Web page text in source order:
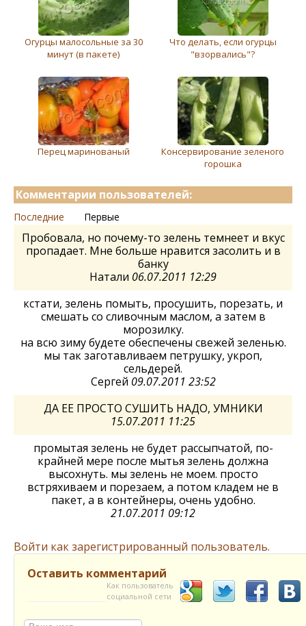
Огурцы малосольные за 30
минут (в пакете)
Что делать, если огурцы
"взорвались"?
Перец маринованый
Консервирование зеленого
горошка
Комментарии пользователей:
Последние Первые
Пробовала, но почему-то зелень темнеет и вкус
пропадает. Мне больше нравится засолить и в
банку
Натали 06.07.2011 12:29
кстати, зелень помыть, просушить, порезать, и
смешать со сливочным маслом, а затем в
морозилку.
на всю зиму будете обеспечены свежей зеленью.
мы так заготавливаем петрушку, укроп,
сельдерей.
Сергей 09.07.2011 23:52
ДА ЕЕ ПРОСТО СУШИТЬ НАДО, УМНИКИ
15.07.2011 11:25
промытая зелень не будет рассыпчатой, по-
крайней мере после мытья зелень должна
высохнуть. мы зелень не моем. просто
встряхиваем и порезаем, а потом кладем не в
пакет, а в контейнеры, очень удобно.
21.07.2011 09:12
Войти как зарегистрированный пользователь.
Оставить комментарий
Как пользователь
социальной сети